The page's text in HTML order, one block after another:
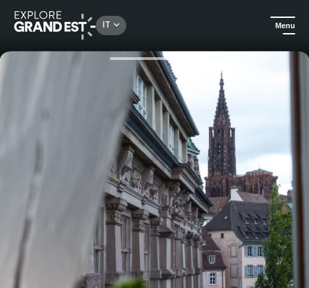
IT Menu
Alloggi di lusso Fuga romantica all'Hotel du Dragon